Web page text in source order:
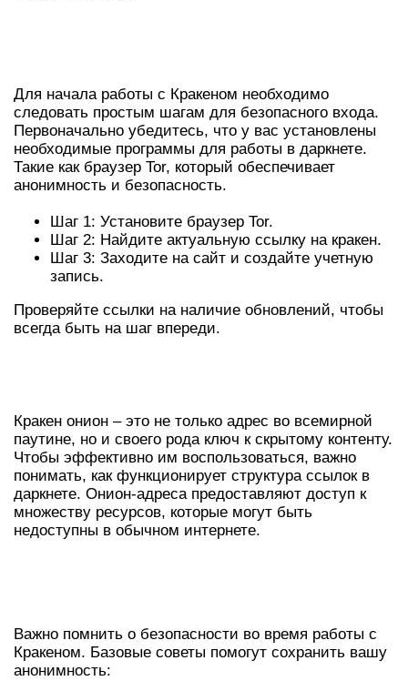
Для начала работы с Кракеном необходимо
следовать простым шагам для безопасного входа.
Первоначально убедитесь, что у вас установлены
необходимые программы для работы в даркнете.
Такие как браузер Tor, который обеспечивает
анонимность и безопасность.
Шаг 1: Установите браузер Tor.
Шаг 2: Найдите актуальную ссылку на кракен.
Шаг 3: Заходите на сайт и создайте учетную
запись.
Проверяйте ссылки на наличие обновлений, чтобы
всегда быть на шаг впереди.
Кракен онион – это не только адрес во всемирной
паутине, но и своего рода ключ к скрытому контенту.
Чтобы эффективно им воспользоваться, важно
понимать, как функционирует структура ссылок в
даркнете. Онион-адреса предоставляют доступ к
множеству ресурсов, которые могут быть
недоступны в обычном интернете.
Важно помнить о безопасности во время работы с
Кракеном. Базовые советы помогут сохранить вашу
анонимность: